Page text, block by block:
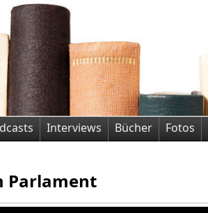
Interviews Bücher Fotos
Parlament